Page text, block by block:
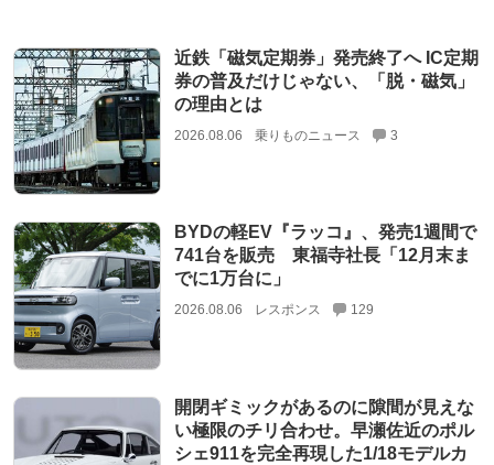
近鉄「磁気定期券」発売終了へ IC定期
券の普及だけじゃない、「脱・磁気」
の理由とは
2026.08.06 乗りものニュース 3
BYDの軽EV『ラッコ』、発売1週間で
741台を販売 東福寺社長「12月末ま
でに1万台に」
2026.08.06 レスポンス 129
開閉ギミックがあるのに隙間が見えな
い極限のチリ合わせ。早瀬佐近のポル
シェ911を完全再現した1/18モデルカ